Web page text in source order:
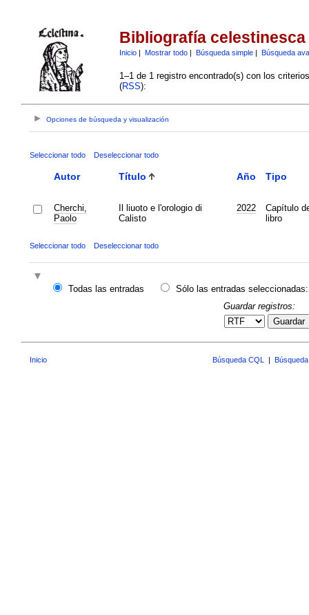
Bibliografía celestinesca
Inicio| Mostrar todo| Búsqueda simple| Búsqueda
1–1 de 1 registro encontrado(s) con los
(RSS):
Opciones de búsqueda y visualización
Seleccionar todo Deseleccionar todo
Autor Título Año Tipo
Cherchi,
Paolo
Il liuoto e l'orologio di
Calisto
2022
Capítulo
libro
Seleccionar todo Deseleccionar todo
Todas las entradas
Sólo las entradas seleccionadas:
Guardar registros:
Guardar
Inicio Búsqueda CQL